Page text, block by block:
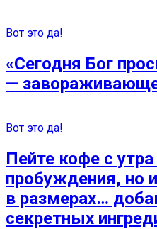
Вот это да!
«Сегодня Бог
—
Вот это да!
Пейте кофе с
пробуждения, но
в размерах…
секретных